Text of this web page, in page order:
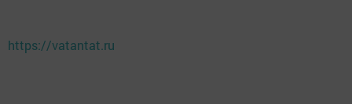
https://vatantat.ru